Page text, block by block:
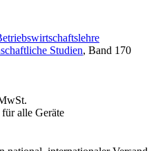
Studien, Band 170
alle Geräte